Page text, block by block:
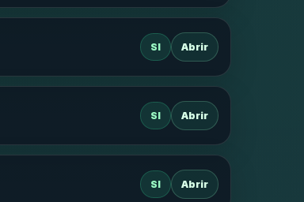
SI Abrir
SI Abrir
SI Abrir